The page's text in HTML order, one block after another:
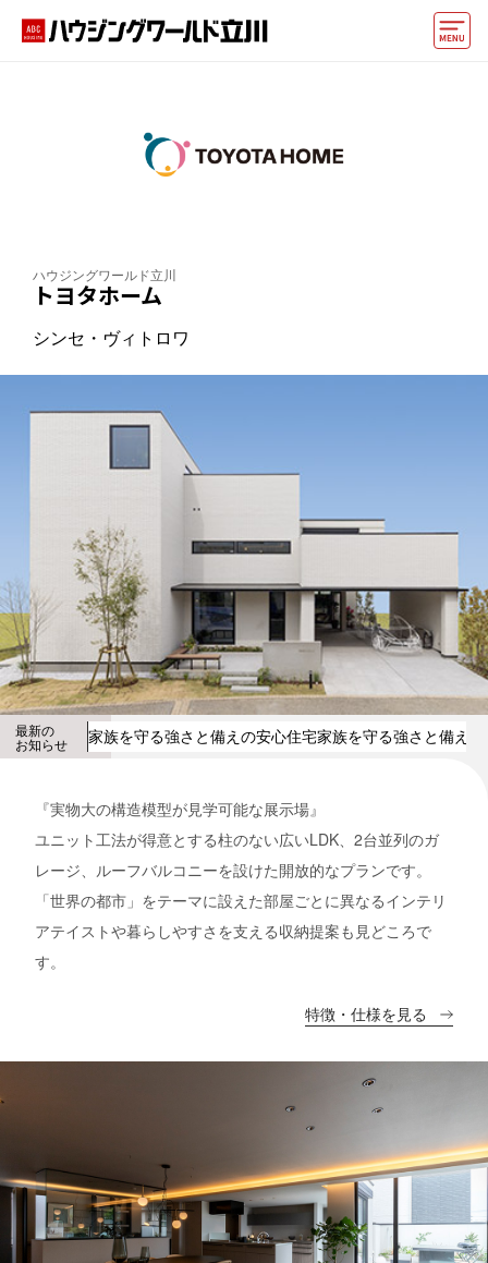
住宅会社・ハウスメーカー
イベント情報・プレゼント
好みからモデルハウスを探す
マイページ
ハウジングワールド立川
トヨタホーム
シンセ・ヴィトロワ
最新の
お知らせ 家族を守る強さと備えの安心住宅家族を守る強さと備え
『実物大の構造模型が見学可能な展示場』
ユニット工法が得意とする柱のない広いLDK、2台並列のガ
レージ、ルーフバルコニーを設けた開放的なプランです。
「世界の都市」をテーマに設えた部屋ごとに異なるインテリ
アテイストや暮らしやすさを支える収納提案も見どころで
す。
特徴・仕様を見る